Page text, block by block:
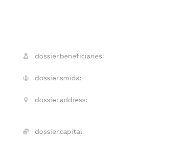
dossier.beneficiaries:
dossier.smida:
dossier.address:
dossier.capital: